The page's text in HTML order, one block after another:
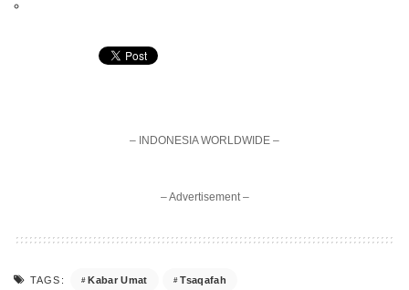
– INDONESIA WORLDWIDE –
– Advertisement –
TAGS: Kabar Umat Tsaqafah